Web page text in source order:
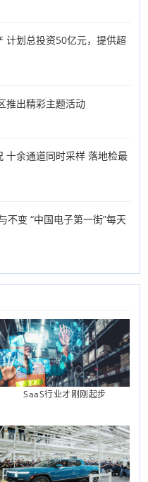
计划总投资50亿元，提供超
推出精彩主题活动
十余通道同时采样 落地检最
不变 “中国电子第一街”每天
SaaS行业才刚刚起步